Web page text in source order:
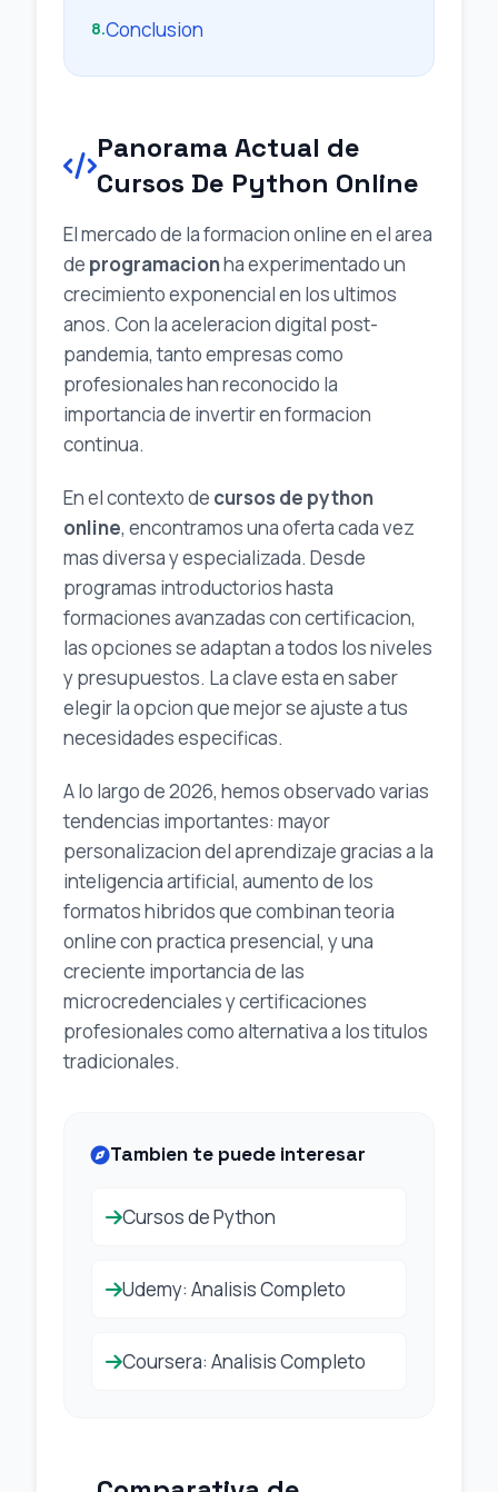
8.Conclusion
Panorama Actual de
Cursos De Python Online
El mercado de la formacion online en el area
de programacionha experimentado un
crecimiento exponencial en los ultimos
anos. Con la aceleracion digital post-
pandemia, tanto empresas como
profesionales han reconocido la
importancia de invertir en formacion
continua.
En el contexto de cursos de python
online, encontramos una oferta cada vez
mas diversa y especializada. Desde
programas introductorios hasta
formaciones avanzadas con certificacion,
las opciones se adaptan a todos los niveles
y presupuestos. La clave esta en saber
elegir la opcion que mejor se ajuste a tus
necesidades especificas.
A lo largo de 2026, hemos observado varias
tendencias importantes: mayor
personalizacion del aprendizaje gracias a la
inteligencia artificial, aumento de los
formatos hibridos que combinan teoria
online con practica presencial, y una
creciente importancia de las
microcredenciales y certificaciones
profesionales como alternativa a los titulos
tradicionales.
Tambien te puede interesar
Cursos de Python
Udemy: Analisis Completo
Coursera: Analisis Completo